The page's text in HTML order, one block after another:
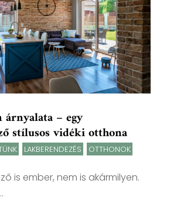
– egy
stílusos vidéki otthona
LAKBERENDEZÉS OTTHONOK
is ember, nem is akármilyen.